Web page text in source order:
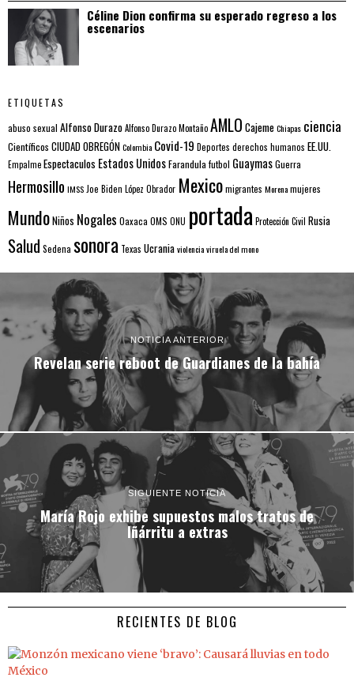
Céline Dion confirma su esperado regreso a los
escenarios
ETIQUETAS
abuso sexual Alfonso DurazoAlfonso Durazo MontañoAMLO CajemeChiapas ciencia
Científicos CIUDAD OBREGÓNColombia Covid-19 Deportes derechos humanos EE.UU.
EmpalmeEspectaculos Estados UnidosFarandulafutbol GuaymasGuerra
Hermosillo IMSS Joe Biden López Obrador Mexicomigrantes Morenamujeres
MundoNiños Nogales Oaxaca OMS ONU portada Protección Civil Rusia
Salud Sedena sonora Texas Ucraniaviolenciaviruela del mono
NOTICIA ANTERIOR
Revelan serie reboot de Guardianes de la bahía
SIGUIENTE NOTICIA
María Rojo exhibe supuestos malos tratos de
Iñárritu a extras
RECIENTES DE BLOG